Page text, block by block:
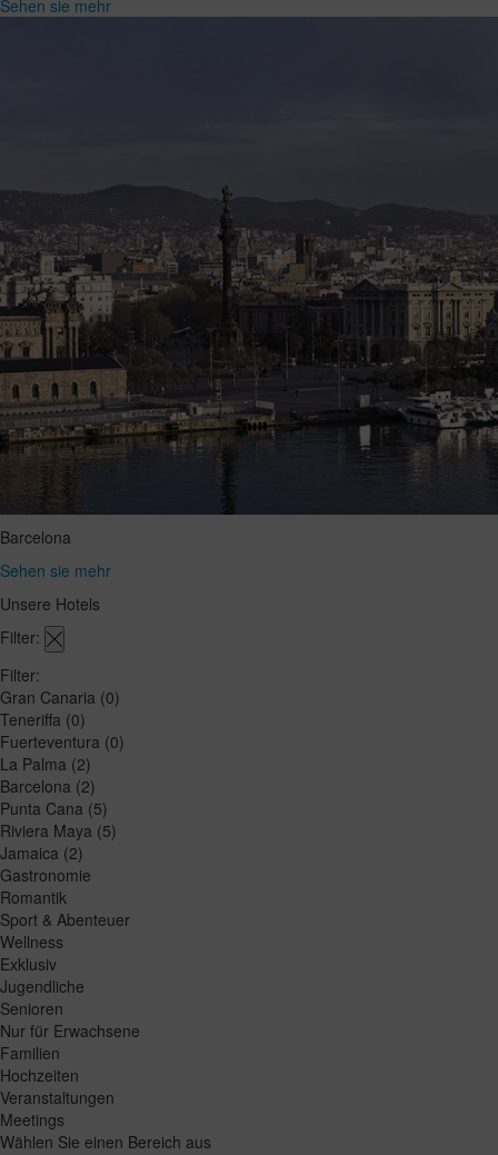
Sehen sie mehr
Barcelona
Sehen sie mehr
Unsere Hotels
Filter:
Filter:
Gran Canaria (0)
Teneriffa (0)
Fuerteventura (0)
La Palma (2)
Barcelona (2)
Punta Cana (5)
Riviera Maya (5)
Jamaica (2)
Gastronomie
Romantik
Sport & Abenteuer
Wellness
Exklusiv
Jugendliche
Senioren
Nur für Erwachsene
Familien
Hochzeiten
Veranstaltungen
Meetings
Wählen Sie einen Bereich aus